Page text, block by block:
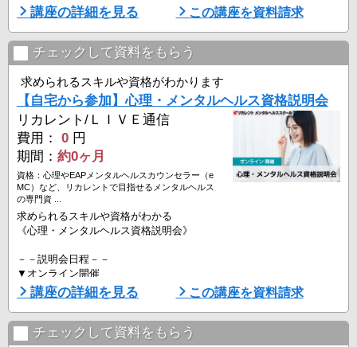
■資格説明会開催日
▼リカレント札幌教室
8月8日（土）10:00-12:30
8月8日（土）13:30-16:00
▼オンライン開催
・全国にお住まいの方対象
8月9日（日）16:30-18:30
8月11日（火）16:30-18:30
8月15日（土）16:30-18:30 ...
講座の詳細を見る この講座を資料請求
チェックして資料をもらう
求められるスキルや資格がわかります
【自宅から参加】心理・メンタルヘルス資格説明会
リカレント/ＬＩＶＥ通信
費用：
0 円
期間： 約0ヶ月
資格：心理やEAPメンタルヘルスカウンセラー（e
MC）など、リカレントで目指せるメンタルヘルス
の専門資 ...
求められるスキルや資格がわかる
《心理・メンタルヘルス資格説明会》
－－説明会日程－－
▼オンライン開催
・全国にお住まいの方対象
8月8日（土）16:00-18:30 ※
8月18日（火）14:00-16:30 ※
8月22日（土）16:00-18:30 ※
講座の詳細を見る この講座を資料請求
チェックして資料をもらう